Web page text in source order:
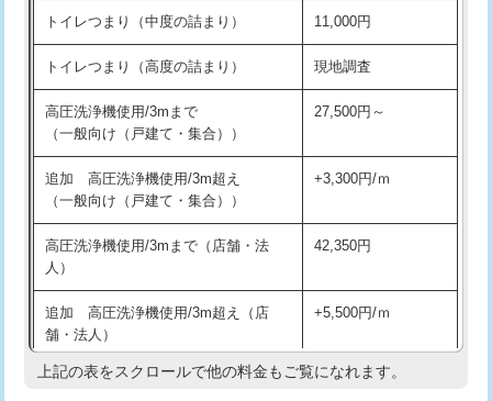
トイレつまり（中度の詰まり） 11,000円
トイレつまり（高度の詰まり） 現地調査
高圧洗浄機使用/3mまで
（一般向け（戸建て・集合））
27,500円～
追加 高圧洗浄機使用/3m超え
（一般向け（戸建て・集合））
+3,300円/ｍ
高圧洗浄機使用/3mまで（店舗・法
人）
42,350円
追加 高圧洗浄機使用/3m超え（店
舗・法人）
+5,500円/ｍ
高度高圧洗浄換 現地調査
上記の表をスクロールで他の料金もご覧になれます。